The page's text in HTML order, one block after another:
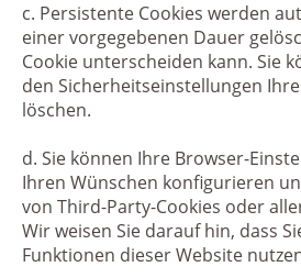
c. Persistente Cookies werden
einer vorgegebenen Dauer
Cookie unterscheiden kann. Sie
den Sicherheitseinstellungen
löschen.
d. Sie können Ihre Browser-
Ihren Wünschen konfigurieren
von Third-Party-Cookies oder
Wir weisen Sie darauf hin, dass
Funktionen dieser Website